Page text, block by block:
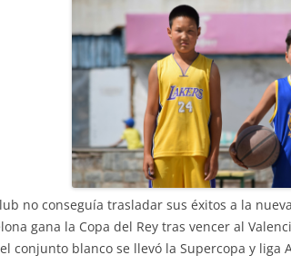
no conseguía trasladar sus éxitos a la
gana la Copa del Rey tras vencer al
conjunto blanco se llevó la Supercopa y liga